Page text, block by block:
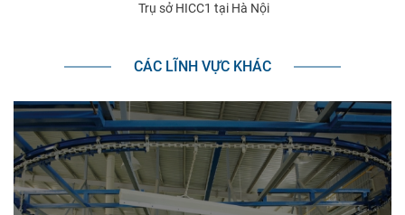
Trụ sở HICC1 tại Hà Nội
CÁC LĨNH VỰC KHÁC